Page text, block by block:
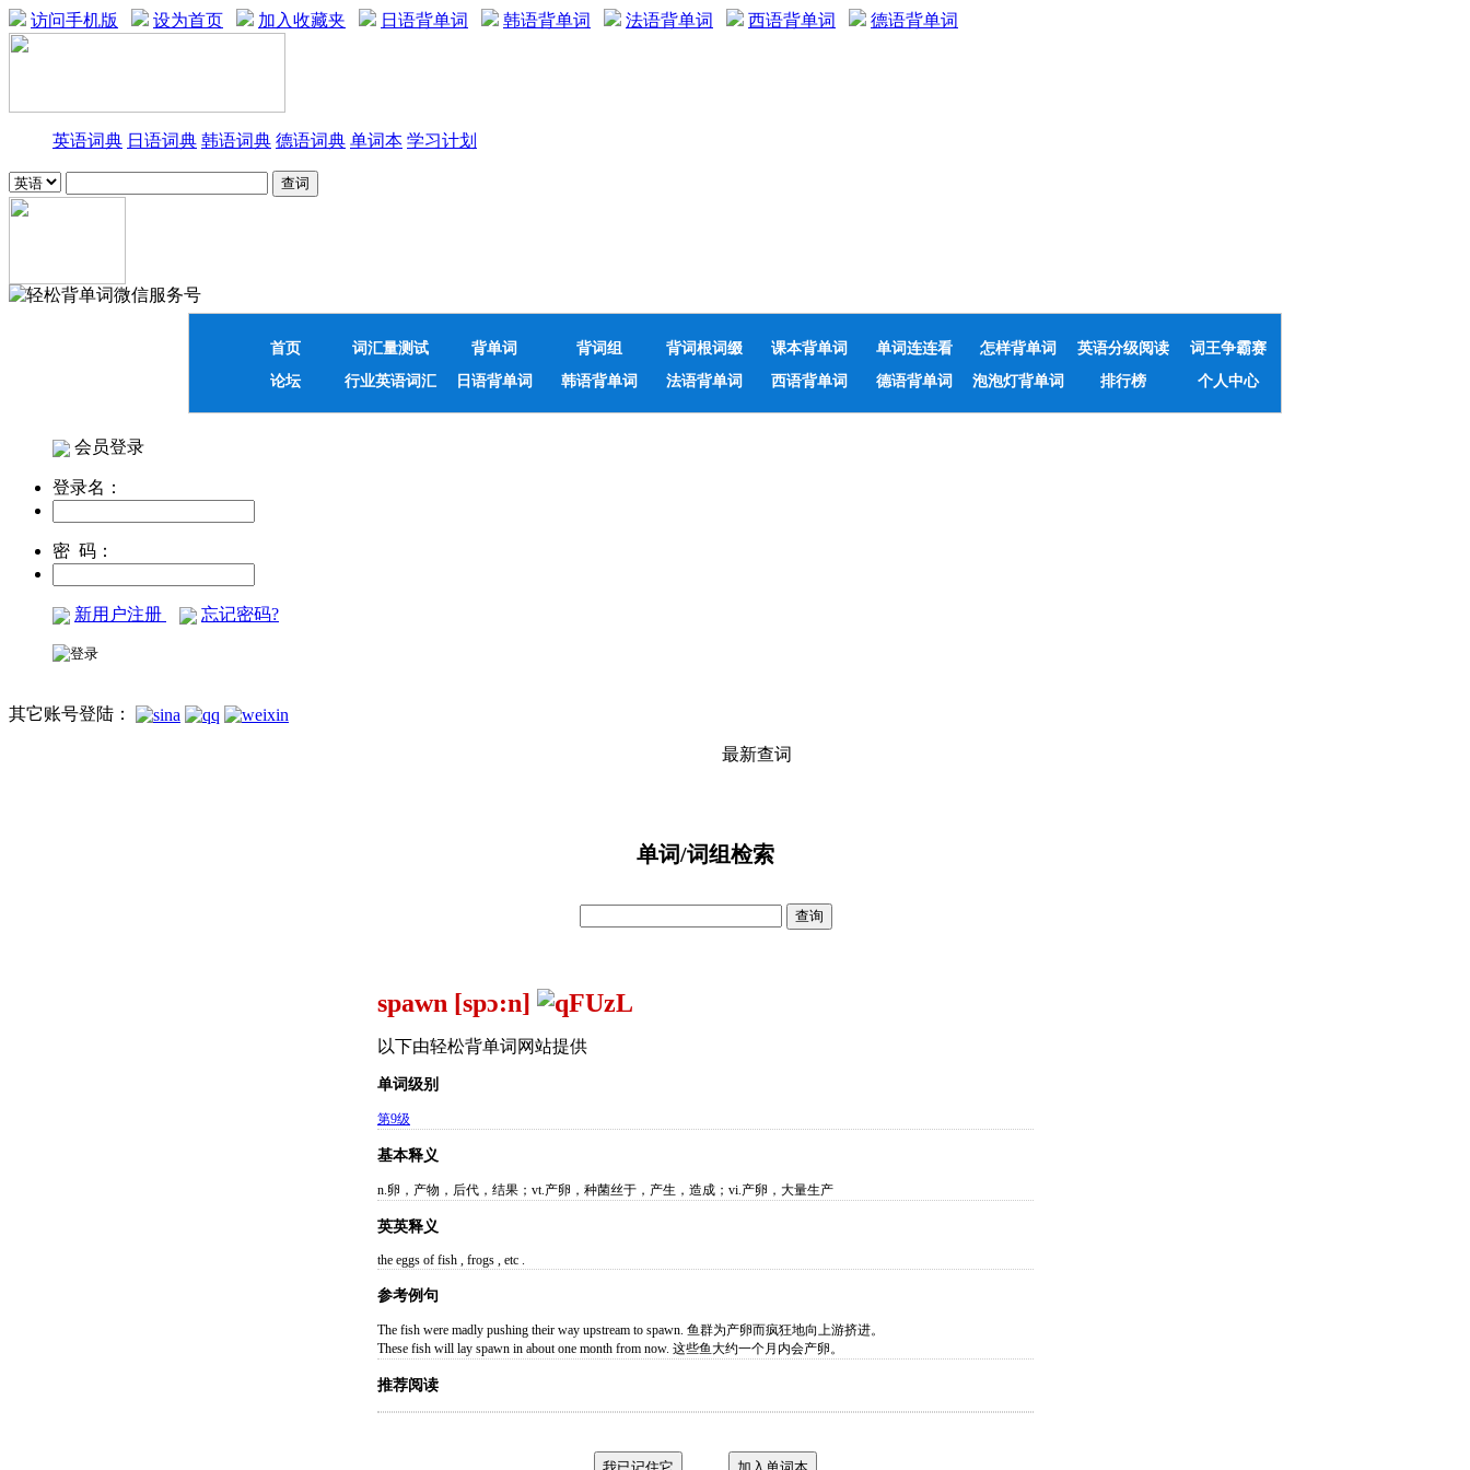
访问手机版 设为首页 加入收藏夹 日语背单词 韩语背单词 法语背单词 西语背单词 德语背单词
英语词典 日语词典 韩语词典 德语词典 单词本 学习计划
首页 词汇量测试 背单词 背词组 背词根词缀 课本背单词 单词连连看 怎样背单词 英语分级阅读
词王争霸赛
论坛
行业英语词汇 日语背单词 韩语背单词 法语背单词 西语背单词 德语背单词 泡泡灯背单词 排行榜 个人中心
会员登录
登录名：
密 码：
新用户注册 忘记密码?
其它账号登陆：
最新查词
单词/词组检索
spawn [spɔ:n]
以下由轻松背单词网站提供
单词级别
第9级
基本释义
n.卵，产物，后代，结果；vt.产卵，种菌丝于，产生，造成；vi.产卵，大量生产
英英释义
the eggs of fish , frogs , etc .
参考例句
The fish were madly pushing their way upstream to spawn. 鱼群为产卵而疯狂地向上游挤进。
These fish will lay spawn in about one month from now. 这些鱼大约一个月内会产卵。
推荐阅读